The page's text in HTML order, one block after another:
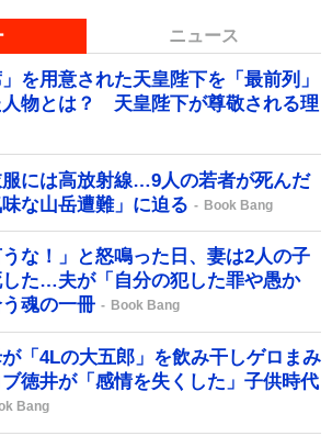
ニュース
を用意された天皇陛下を「最前列」
人物とは？ 天皇陛下が尊敬される理
には高放射線…9人の若者が死んだ
味な山岳遭難」に迫る
Book Bang
うな！」と怒鳴った日、妻は2人の子
た…夫が「自分の犯した罪や愚か
魂の一冊
Book Bang
「4Lの大五郎」を飲み干しゲロまみ
徳井が「感情を失くした」子供時代
Bang